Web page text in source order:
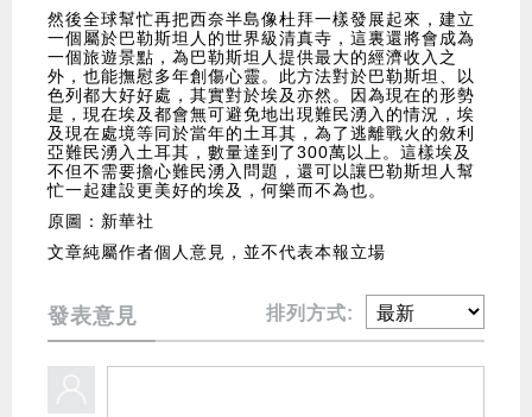
然後全球幫忙再把西奈半島像杜拜一樣發展起來，建立
一個屬於巴勒斯坦人的世界級清真寺，這裏還將會成為
一個旅遊景點，為巴勒斯坦人提供最大的經濟收入之
外，也能撫慰多年創傷心靈。此方法對於巴勒斯坦、以
色列都大好好處，其實對於埃及亦然。因為現在的形勢
是，現在埃及都會無可避免地出現難民湧入的情況，埃
及現在處境等同於當年的土耳其，為了逃離戰火的敘利
亞難民湧入土耳其，數量達到了300萬以上。這樣埃及
不但不需要擔心難民湧入問題，還可以讓巴勒斯坦人幫
忙一起建設更美好的埃及，何樂而不為也。
原圖：新華社
文章純屬作者個人意見，並不代表本報立場
發表意見 排列方式: